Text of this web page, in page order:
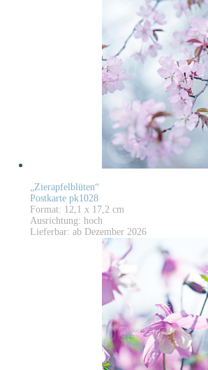
„Zierapfelblüten“
Postkarte pk1028
Format: 12,1 x 17,2 cm
Ausrichtung: hoch
Lieferbar: ab Dezember 2026